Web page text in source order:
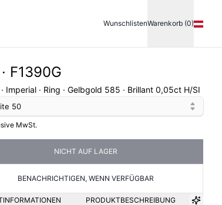
WunschlistenWarenkorb (0)
F1390G
Imperial · Ring · Gelbgold 585 · Brillant 0,05ct H/SI
50
MwSt.
NICHT AUF LAGER
BENACHRICHTIGEN, WENN VERFÜGBAR
PRODUKTBESCHREIBUNG